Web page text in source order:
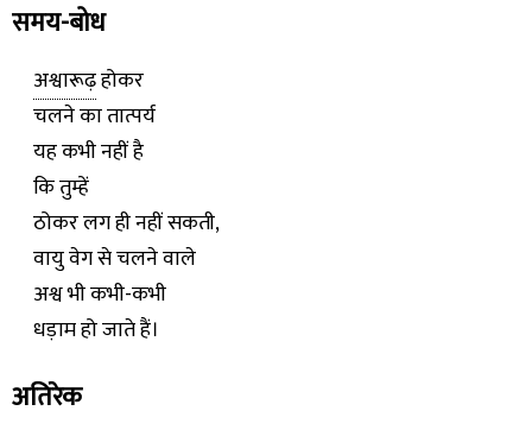
समय-बोध
अश्वारूढ़होकर
चलने का तात्पर्य
यह कभी नहीं है
कि तुम्हें
ठोकर लग ही नहीं सकती,
वायु वेग से चलने वाले
अश्व भी कभी-कभी
धड़ाम हो जाते हैं।
अतिरेक